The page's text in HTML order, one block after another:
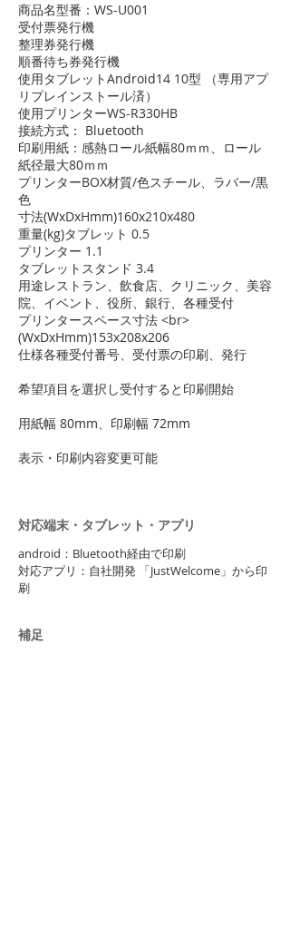
商品名型番：WS-U001
受付票発行機
整理券発行機
順番待ち券発行機
使用タブレットAndroid14 10型 （専用アプ
リプレインストール済）
使用プリンターWS-R330HB
接続方式： Bluetooth
印刷用紙：感熱ロール紙幅80ｍｍ、ロール
紙径最大80ｍｍ
プリンターBOX材質/色スチール、ラバー/黒
色
寸法(WxDxHmm)160x210x480
重量(kg)タブレット 0.5
プリンター 1.1
タブレットスタンド 3.4
用途レストラン、飲食店、クリニック、美容
院、イベント、役所、銀行、各種受付
プリンタースペース寸法 <br>
(WxDxHmm)153x208x206
仕様各種受付番号、受付票の印刷、発行
希望項目を選択し受付すると印刷開始
用紙幅 80mm、印刷幅 72mm
表示・印刷内容変更可能
​対応端末・タブレット・アプリ
android：Bluetooth経由で印刷
対応アプリ：自社開発 「JustWelcome」から印
刷
​補足